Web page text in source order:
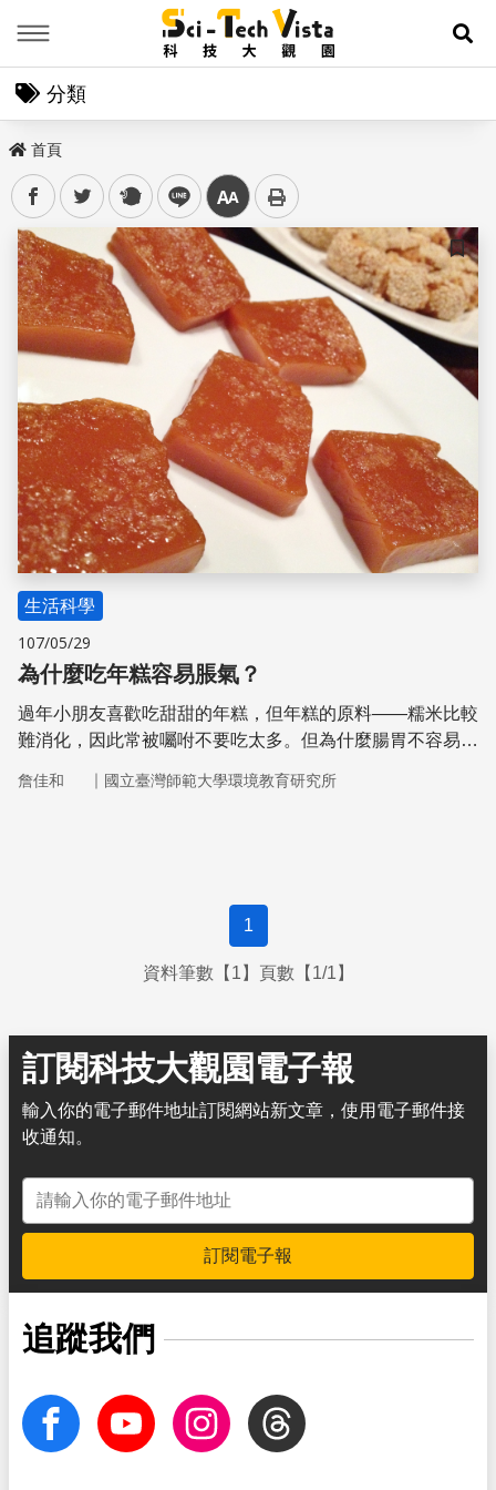
展
分類
首頁
facebooktwitter plurk line 中
儲存
生活科學
107/05/29
為什麼吃年糕容易脹氣？
過年小朋友喜歡吃甜甜的年糕，但年糕的原料——糯米比較
難消化，因此常被囑咐不要吃太多。但為什麼腸胃不容易消
澱粉在分子結構上就像是一棵長了很多枝條的矮樹叢，比像
詹佳和 ｜ 國立臺灣師範大學環境教育研究所
1
資料筆數【1】頁數【1/1】
訂閱科技大觀園電子報
輸入你的電子郵件地址訂閱網站新文章，使用電子郵件接
收通知。
電子郵件地址
訂閱電子報
追蹤我們
facebook Youtube InstagramThreads